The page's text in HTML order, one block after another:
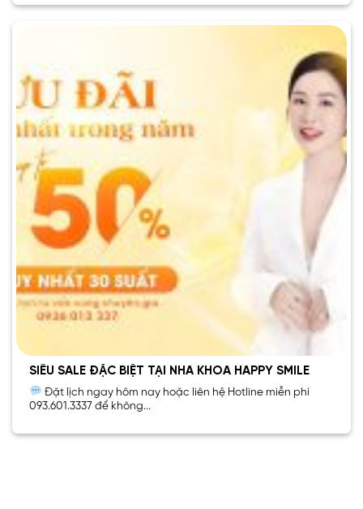
SIÊU SALE ĐẶC BIỆT TẠI NHA KHOA HAPPY SMILE
Đặt lịch ngay hôm nay hoặc liên hệ Hotline miễn phí
093.601.3337 để không...